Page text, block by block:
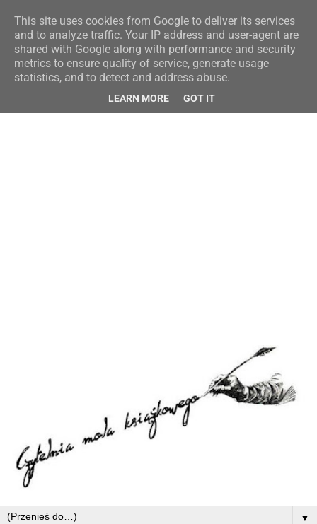
▼
This site uses cookies from Google to deliver its services
and to analyze traffic. Your IP address and user-agent are
shared with Google along with performance and security
metrics to ensure quality of service, generate usage
statistics, and to detect and address abuse.
LEARN MORE GOT IT